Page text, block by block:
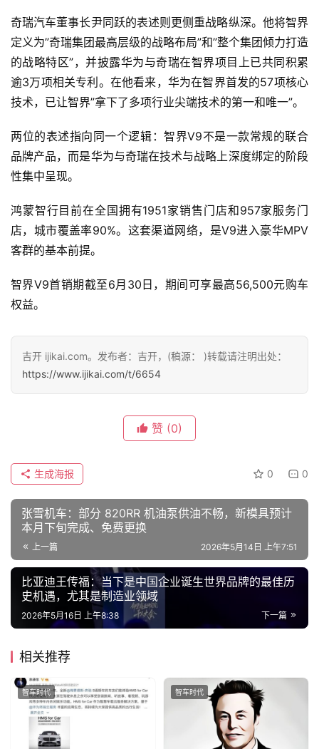
奇瑞汽车董事长尹同跃的表述则更侧重战略纵深。他将智界
定义为”奇瑞集团最高层级的战略布局”和”整个集团倾力打造
的战略特区”，并披露华为与奇瑞在智界项目上已共同积累
逾3万项相关专利。在他看来，华为在智界首发的57项核心
技术，已让智界”拿下了多项行业尖端技术的第一和唯一”。
两位的表述指向同一个逻辑：智界V9不是一款常规的联合
品牌产品，而是华为与奇瑞在技术与战略上深度绑定的阶段
性集中呈现。
鸿蒙智行目前在全国拥有1951家销售门店和957家服务门
店，城市覆盖率90%。这套渠道网络，是V9进入豪华MPV
客群的基本前提。
智界V9首销期截至6月30日，期间可享最高56,500元购车
权益。
吉开 ijikai.com。发布者：吉开，(稿源： )转载请注明出处：
https://www.ijikai.com/t/6654
赞 (0)
0 0
生成海报
张雪机车：部分 820RR 机油泵供油不畅，新模具预计
本月下旬完成、免费更换
上一篇 2026年5月14日 上午7:51
比亚迪王传福：当下是中国企业诞生世界品牌的最佳历
史机遇，尤其是制造业领域
下一篇
2026年5月16日 上午8:38
相关推荐
智车时代 智车时代